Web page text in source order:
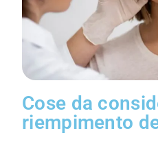
Cose da
riempimento